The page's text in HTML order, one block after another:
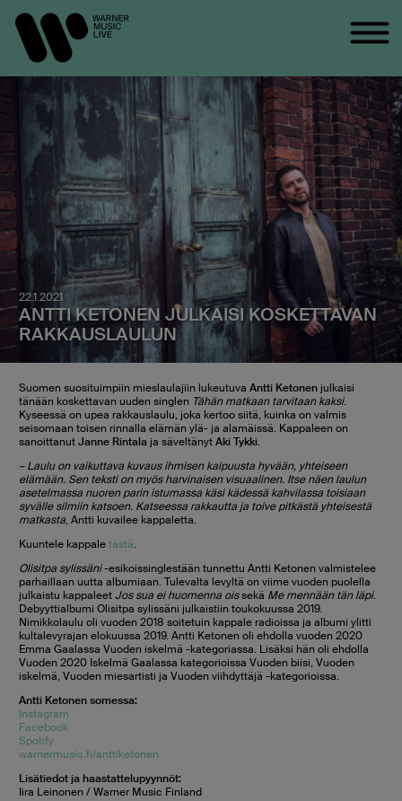
22.1.2021
ANTTI KETONEN JULKAISI KOSKETTAVAN
RAKKAUSLAULUN
Suomen suosituimpiin mieslaulajiin lukeutuva Antti Ketonen julkaisi
tänään koskettavan uuden singlen Tähän matkaan tarvitaan kaksi.
Kyseessä on upea rakkauslaulu, joka kertoo siitä, kuinka on valmis
seisomaan toisen rinnalla elämän ylä- ja alamäissä. Kappaleen on
sanoittanutJanne Rintala ja säveltänytAki Tykki.
– Laulu on vaikuttava kuvaus ihmisen kaipuusta hyvään, yhteiseen
elämään. Sen teksti on myös harvinaisen visuaalinen. Itse näen laulun
asetelmassa nuoren parin istumassa käsi kädessä kahvilassa toisiaan
syvälle silmiin katsoen. Katseessa rakkautta ja toive pitkästä yhteisestä
matkasta, Antti kuvailee kappaletta.
Kuuntele kappaletästä.
Olisitpa sylissäni-esikoissinglestään tunnettu Antti Ketonen valmistelee
parhaillaan uutta albumiaan. Tulevalta levyltä on viime vuoden puolella
julkaistu kappaleetJos sua ei huomenna oissekä Me mennään tän läpi.
Debyyttialbumi Olisitpa sylissäni julkaistiin toukokuussa 2019.
Nimikkolaulu oli vuoden 2018 soitetuin kappale radioissa ja albumi ylitti
kultalevyrajan elokuussa 2019. Antti Ketonen oli ehdolla vuoden 2020
Emma Gaalassa Vuoden iskelmä -kategoriassa. Lisäksi hän oli ehdolla
Vuoden 2020 Iskelmä Gaalassa kategorioissa Vuoden biisi, Vuoden
iskelmä, Vuoden miesartisti ja Vuoden viihdyttäjä -kategorioissa.
Antti Ketonen somessa:
Instagram
Facebook
Spotify
warnermusic.fi/anttiketonen
Lisätiedot ja haastattelupyynnöt:
Iira Leinonen / Warner Music Finland